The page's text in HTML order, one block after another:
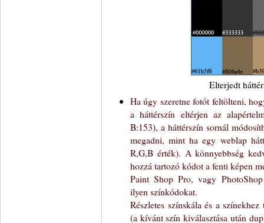
Elterjedt
Ha úgy szeretne fotót feltölteni,
a háttérszín eltérjen az
B:153), a háttérszín sornál
megadni, mint ha egy weblap
R,G,B érték). A könnyebbség
hozzá tartozó kódot a fenti képen
Paint Shop Pro, vagy
ilyen színkódokat.
Részletes színskála és a
(a kívánt szín kiválasztása után